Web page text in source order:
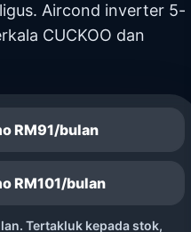
Aircond inverter 5-
CUCKOO dan
RM91/bulan
RM101/bulan
Tertakluk kepada stok,